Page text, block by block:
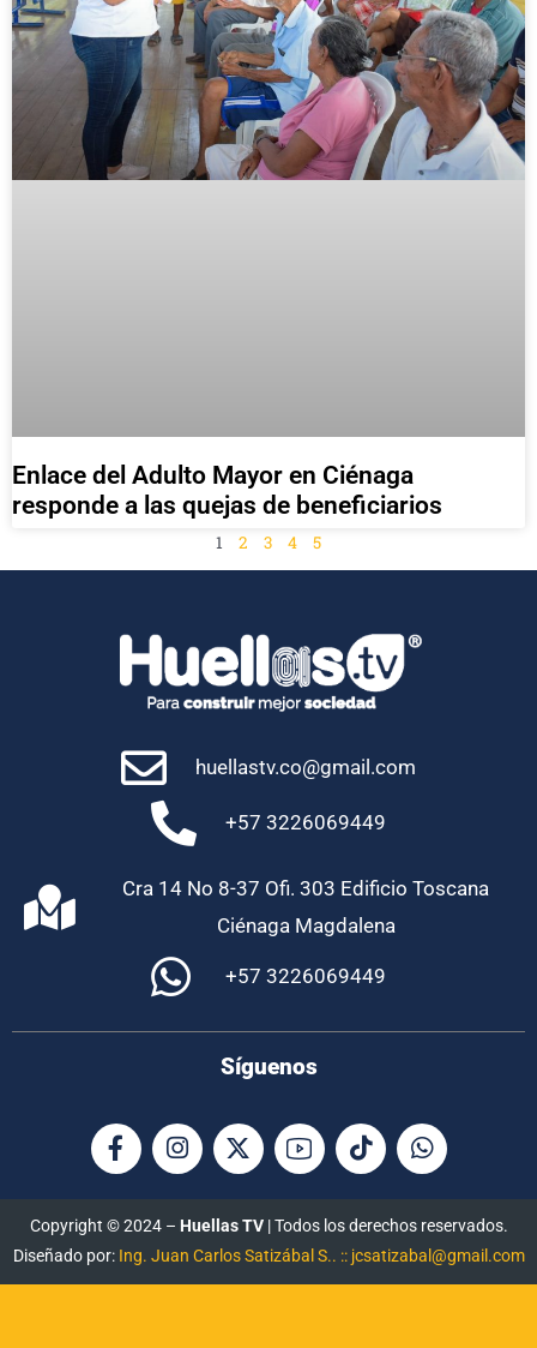
Enlace del Adulto Mayor en Ciénaga
responde a las quejas de beneficiarios
1 2 3 4 5
huellastv.co@gmail.com
+57 3226069449
Cra 14 No 8-37 Ofi. 303 Edificio Toscana
Ciénaga Magdalena
+57 3226069449
Síguenos
Copyright © 2024 – Huellas TV| Todos los derechos reservados.
Diseñado por: Ing. Juan Carlos Satizábal S.. :: jcsatizabal@gmail.com